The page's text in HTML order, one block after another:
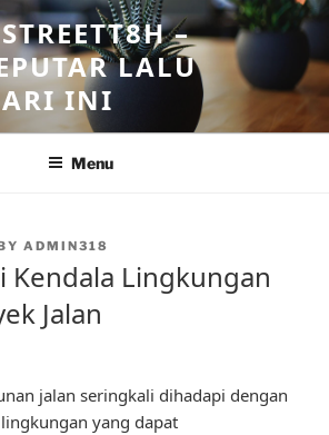
–
LALU
INI
Menu
ADMIN318
Kendala Lingkungan
Jalan
jalan seringkali dihadapi dengan
yang dapat